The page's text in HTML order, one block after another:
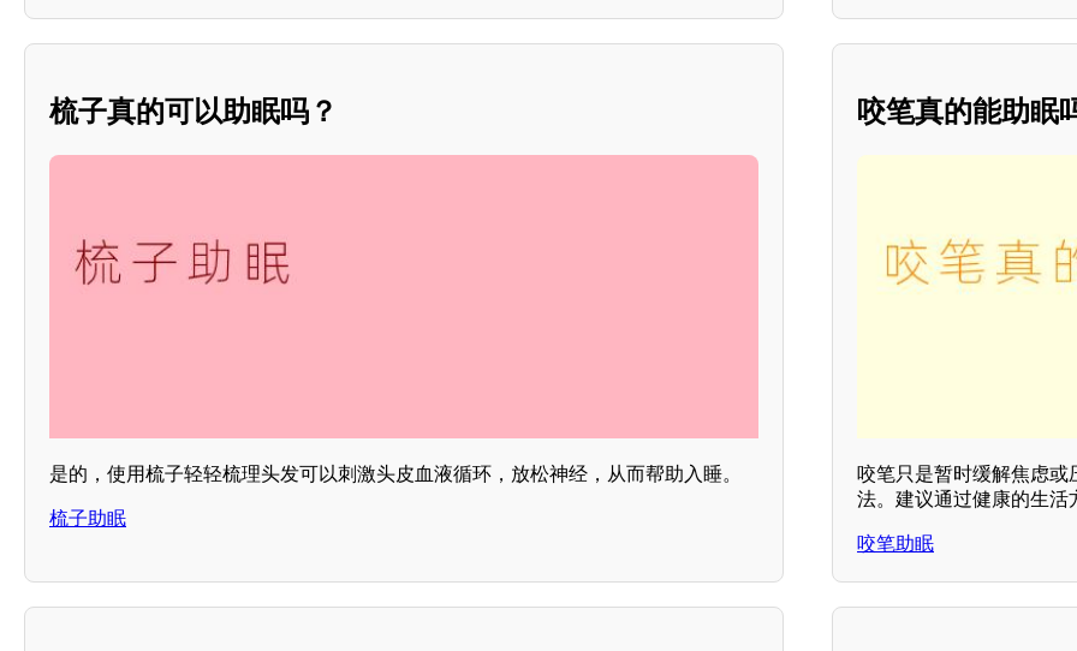
梳子真的可以助眠吗？
是的，使用梳子轻轻梳理头发可以刺激头皮血液循环，放松神经，从而帮助入睡。
梳子助眠
咬笔真的能助眠
咬笔只是暂时缓解焦虑
法。建议通过健康的生活
咬笔助眠